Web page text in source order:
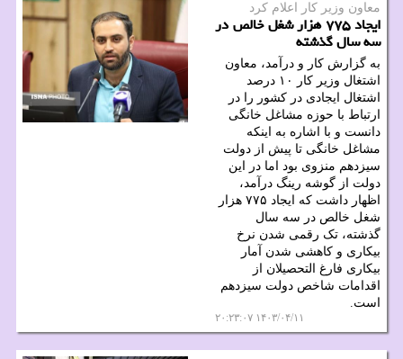
معاون وزیر كار اعلام كرد
ایجاد ۷۷۵ هزار شغل خالص در
سه سال گذشته
به گزارش کار و درآمد، معاون
اشتغال وزیر کار ۱۰ درصد
اشتغال ایجادی در کشور را در
ارتباط با حوزه مشاغل خانگی
دانست و با اشاره به اینکه
مشاغل خانگی تا پیش از دولت
سیزدهم منزوی بود اما در این
دولت از گوشه رینگ درآمد،
اظهار داشت که ایجاد ۷۷۵ هزار
شغل خالص در سه سال
گذشته، تک رقمی شدن نرخ
بیکاری و کاهشی شدن آمار
بیکاری فارغ التحصیلان از
اقدامات شاخص دولت سیزدهم
است.
۱۴۰۳/۰۴/۱۱ ۲۰:۲۳:۰۷